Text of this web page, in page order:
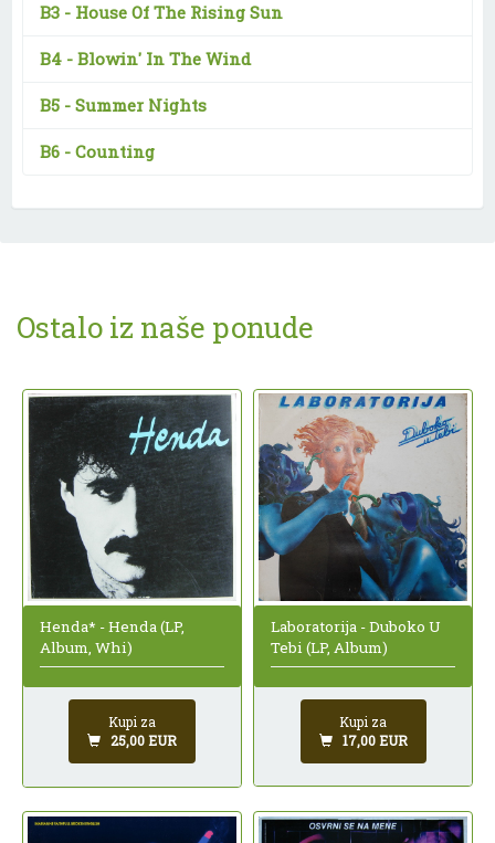
B3 - House Of The Rising Sun
B4 - Blowin' In The Wind
B5 - Summer Nights
B6 - Counting
Ostalo iz naše ponude
Henda* - Henda (LP,
Album, Whi)
Kupi za
25,00 EUR
Laboratorija - Duboko U
Tebi (LP, Album)
Kupi za
17,00 EUR